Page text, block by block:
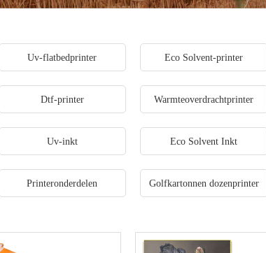
Uv-flatbedprinter Eco Solvent-printer
Dtf-printer Warmteoverdrachtprinter
Uv-inkt Eco Solvent Inkt
Printeronderdelen Golfkartonnen dozenprinter